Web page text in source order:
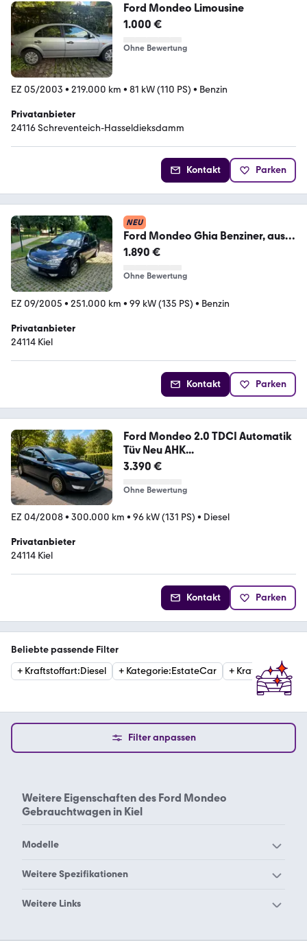
Ford Mondeo Limousine
1.000 €
Ohne Bewertung
EZ 05/2003 • 219.000 km • 81 kW (110 PS) • Benzin
Privatanbieter
24116 Schreventeich-Hasseldieksdamm
Kontakt Parken
NEU
Ford Mondeo Ghia Benziner, aus
privater Ha...
1.890 €
Ohne Bewertung
EZ 09/2005 • 251.000 km • 99 kW (135 PS) • Benzin
Privatanbieter
24114 Kiel
Kontakt Parken
Ford Mondeo 2.0 TDCI Automatik
Tüv Neu AHK...
3.390 €
Ohne Bewertung
EZ 04/2008• 300.000 km • 96 kW (131 PS) • Diesel
Privatanbieter
24114 Kiel
Kontakt Parken
Beliebte passende Filter
+ Kraftstoffart:Diesel + Kategorie:EstateCar + Kraftstoffart
Filter anpassen
Weitere Eigenschaften des Ford Mondeo
Gebrauchtwagen in Kiel
Modelle
Ford Aerostar
Weitere Spezifikationen
Ford Mondeo Aachen
Weitere Links